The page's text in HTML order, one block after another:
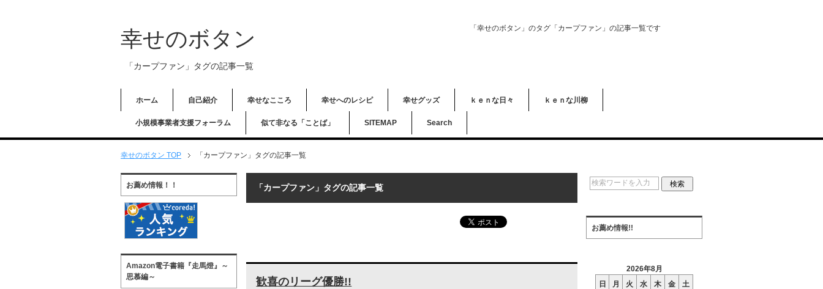
幸せのボタン
「カープファン」タグの記事一覧
「幸せのボタン」のタグ「カープファン」の記事一覧です
ホーム 自己紹介 幸せなこころ 幸せへのレシピ 幸せグッズ ｋｅｎな日々 ｋｅｎな川柳
小規模事業者支援フォーラム 似て非なる「ことば」 SITEMAP Search
幸せのボタン TOP 「カープファン」タグの記事一覧
「カープファン」タグの記事一覧
歓喜のリーグ優勝!!
お薦め情報！！
Amazon電子書籍『走馬燈』～
思慕編～
お薦め情報!!
2026年8月
日
月 火 水 木 金 土